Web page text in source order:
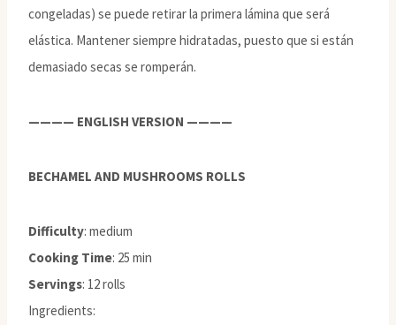
congeladas) se puede retirar la primera lámina que será
elástica. Mantener siempre hidratadas, puesto que si están
demasiado secas se romperán.
———— ENGLISH VERSION ————
BECHAMEL AND MUSHROOMS ROLLS
Difficulty: medium
Cooking Time: 25 min
Servings: 12 rolls
Ingredients: